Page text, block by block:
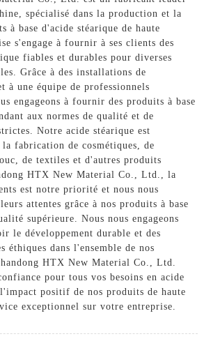
spécialisé dans la production et la
à base d'acide stéarique de haute
s'engage à fournir à ses clients des
fiables et durables pour diverses
Grâce à des installations de
à une équipe de professionnels
engageons à fournir des produits à base
aux normes de qualité et de
Notre acide stéarique est
fabrication de cosmétiques, de
de textiles et d'autres produits
HTX New Material Co., Ltd., la
est notre priorité et nous nous
attentes grâce à nos produits à base
supérieure. Nous nous engageons
le développement durable et des
éthiques dans l'ensemble de nos
HTX New Material Co., Ltd.
pour tous vos besoins en acide
positif de nos produits de haute
exceptionnel sur votre entreprise.